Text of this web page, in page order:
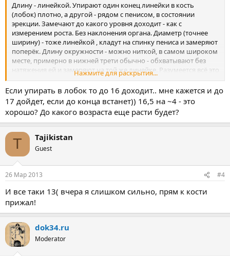
Длину - линейкой. Упирают один конец линейки в кость
(лобок) плотно, а другой - рядом с пенисом, в состоянии
эрекции. Замечают до какого уровня доходит - как с
измерением роста. Без наклонения органа. Диаметр (точнее
ширину) - тоже линейкой , кладут на спинку пениса и замеряют
поперёк. Длину окружности - можно ниткой, в самом широком
месте, примерно в нижней трети обычно - обхватывают без
натяжения ей и замеряют на той же линейке. Разумеется всё это
- только на эрегированном пенисе! В спокойном состоянии -
его размеры не волнуют, да и отличаться они могут в
несколько раз.
Нажмите для раскрытия...
Если упирать в лобок то до 16 доходит.. мне кажется и до
17 дойдет, если до конца встанет)) 16,5 на ~4 - это
хорошо? До какого возраста еще расти будет?
T Tajikistan
Guest
26 Мар 2013 #4
И все таки 13( вчера я слишком сильно, прям к кости
прижал!
dok34.ru
Moderator